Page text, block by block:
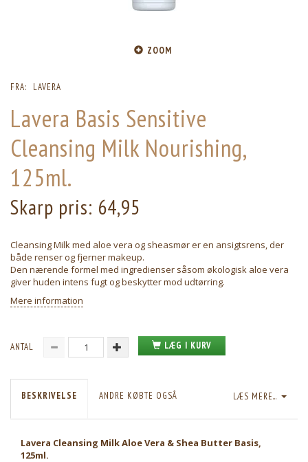
ZOOM
FRA: LAVERA
Lavera Basis Sensitive
Cleansing Milk Nourishing,
125ml.
Skarp pris: 64,95
Cleansing Milk med aloe vera og sheasmør er en ansigtsrens, der
både renser og fjerner makeup.
Den nærende formel med ingredienser såsom økologisk aloe vera
giver huden intens fugt og beskytter mod udtørring.
Mere information
ANTAL LÆG I KURV
LÆS MERE...
BESKRIVELSE ANDRE KØBTE OGSÅ
Lavera Cleansing Milk Aloe Vera & Shea Butter Basis,
125ml.